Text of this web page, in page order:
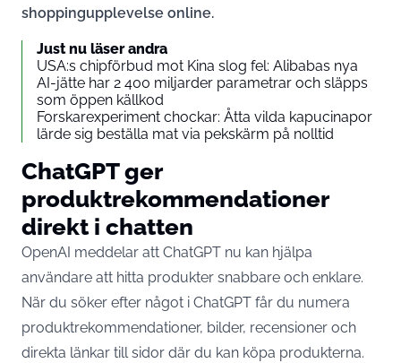
shoppingupplevelse online.
Just nu läser andra
USA:s chipförbud mot Kina slog fel: Alibabas nya
AI-jätte har 2 400 miljarder parametrar och släpps
som öppen källkod
Forskarexperiment chockar: Åtta vilda kapucinapor
lärde sig beställa mat via pekskärm på nolltid
ChatGPT ger
produktrekommendationer
direkt i chatten
OpenAI meddelar att ChatGPT nu kan hjälpa
användare att hitta produkter snabbare och enklare.
När du söker efter något i ChatGPT får du numera
produktrekommendationer, bilder, recensioner och
direkta länkar till sidor där du kan köpa produkterna.